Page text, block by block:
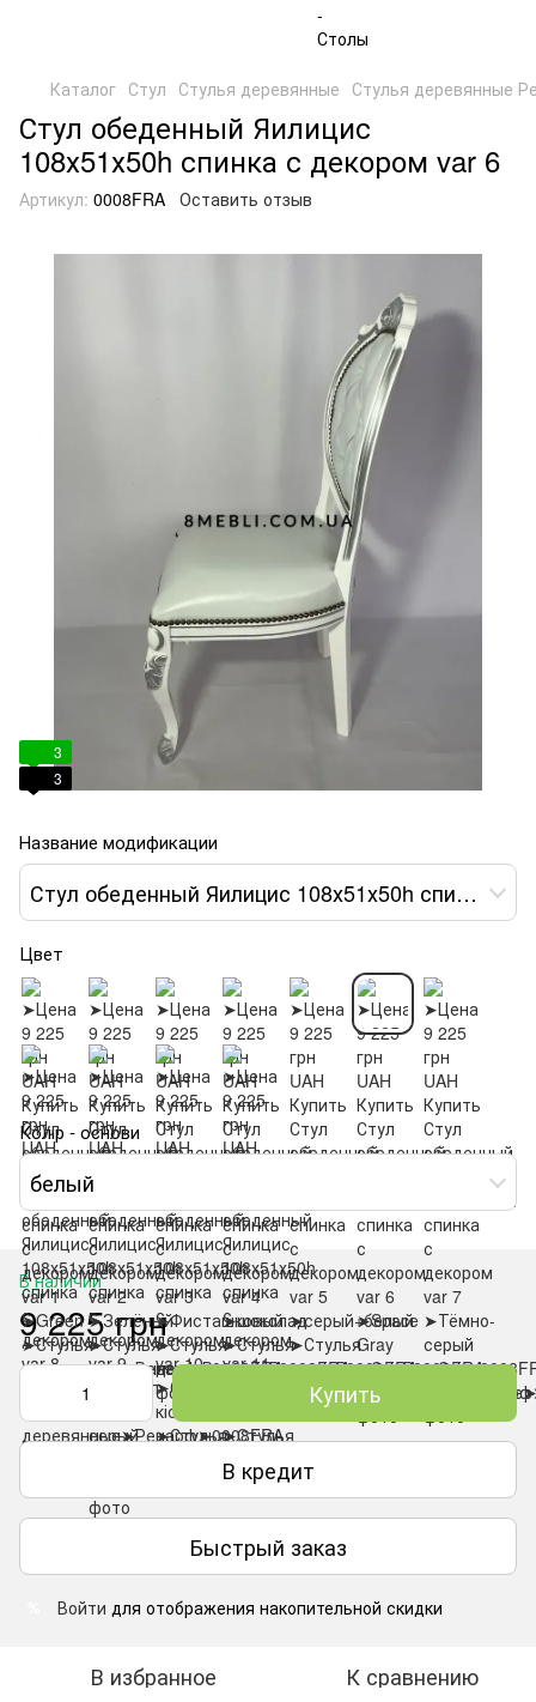
Каталог Стул Стулья деревянные Стулья деревянные
Стул обеденный Яилицис
108х51х50h спинка с декором var 6
Артикул: 0008FRA Оставить отзыв
3
3
Название модификации
Стул обеденный Яилицис 108х51х50h спинка с декором var 6
Цвет
Колір - основи
белый
В наличии
9 225 грн
Купить
В кредит
Быстрый заказ
Войти для отображения накопительной скидки
В избранное К сравнению